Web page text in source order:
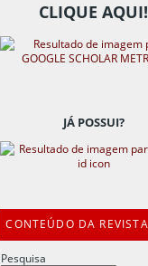
CLIQUE AQUI!
JÁ POSSUI?
CONTEÚDO DA REVISTA
Pesquisa